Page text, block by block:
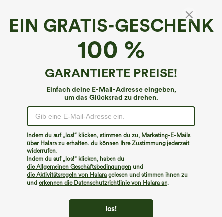
EIN GRATIS-GESCHENK
100 %
GARANTIERTE PREISE!
Einfach deine E-Mail-Adresse eingeben,
um das Glücksrad zu drehen.
Indem du auf „los!“ klicken, stimmen du zu, Marketing-E-Mails
über Halara zu erhalten. du können Ihre Zustimmung jederzeit
widerrufen.
Indem du auf „los!“ klicken, haben du
die Allgemeinen Geschäftsbedingungen und
die Aktivitätsregeln von Halara gelesen und stimmen ihnen zu
und erkennen die Datenschutzrichtlinie von Halara an.
los!
V-Ausschnitt, halbärmlig, hinten zum Binden,
lässiger Work-Jumpsuit mit Taschen – Easy